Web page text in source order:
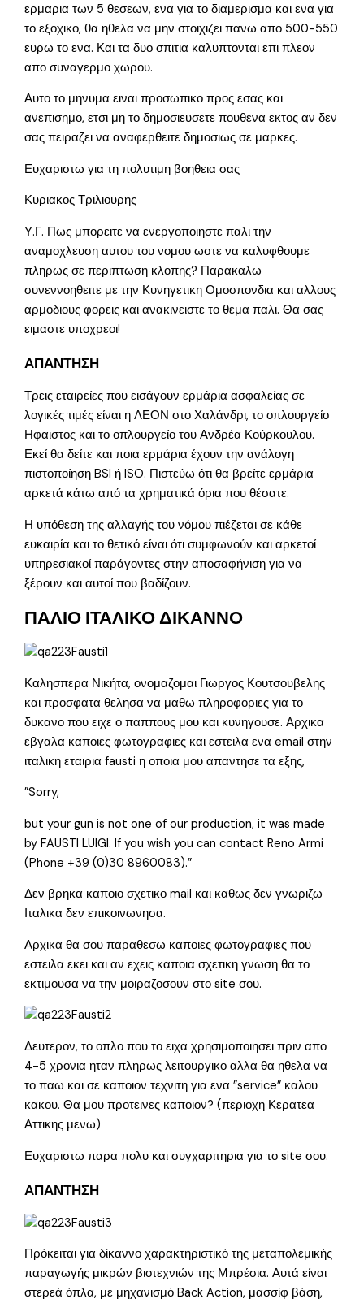
ερμαρια των 5 θεσεων, ενα για το διαμερισμα και ενα για
το εξοχικο, θα ηθελα να μην στοιχιζει πανω απο 500-550
ευρω το ενα. Και τα δυο σπιτια καλυπτονται επι πλεον
απο συναγερμο χωρου.
Αυτο το μηνυμα ειναι προσωπικο προς εσας και
ανεπισημο, ετσι μη το δημοσιευσετε πουθενα εκτος αν δεν
σας πειραζει να αναφερθειτε δημοσιως σε μαρκες.
Ευχαριστω για τη πολυτιμη βοηθεια σας
Κυριακος Τριλιουρης
Υ.Γ. Πως μπορειτε να ενεργοποιηστε παλι την
αναμοχλευση αυτου του νομου ωστε να καλυφθουμε
πληρως σε περιπτωση κλοπης? Παρακαλω
συνεννοηθειτε με την Κυνηγετικη Ομοσπονδια και αλλους
αρμοδιους φορεις και ανακινειστε το θεμα παλι. Θα σας
ειμαστε υποχρεοι!
ΑΠΑΝΤΗΣΗ
Τρεις εταιρείες που εισάγουν ερμάρια ασφαλείας σε
λογικές τιμές είναι η ΛΕΟΝ στο Χαλάνδρι, το οπλουργείο
Ηφαιστος και το οπλουργείο του Ανδρέα Κούρκουλου.
Εκεί θα δείτε και ποια ερμάρια έχουν την ανάλογη
πιστοποίηση BSI ή ISO. Πιστεύω ότι θα βρείτε ερμάρια
αρκετά κάτω από τα χρηματικά όρια που θέσατε.
Η υπόθεση της αλλαγής του νόμου πιέζεται σε κάθε
ευκαιρία και το θετικό είναι ότι συμφωνούν και αρκετοί
υπηρεσιακοί παράγοντες στην αποσαφήνιση για να
ξέρουν και αυτοί που βαδίζουν.
ΠΑΛΙΟ ΙΤΑΛΙΚΟ ΔΙΚΑΝΝΟ
Καλησπερα Νικήτα, ονομαζομαι Γιωργος Κουτσουβελης
και προσφατα θελησα να μαθω πληροφοριες για το
δυκανο που ειχε ο παππους μου και κυνηγουσε. Αρχικα
εβγαλα καποιες φωτογραφιες και εστειλα ενα email στην
ιταλικη εταιρια fausti η οποια μου απαντησε τα εξης,
”Sorry,
but your gun is not one of our production, it was made
by FAUSTI LUIGI. If you wish you can contact Reno Armi
(Phone +39 (0)30 8960083).”
Δεν βρηκα καποιο σχετικο mail και καθως δεν γνωριζω
Ιταλικα δεν επικοινωνησα.
Αρχικα θα σου παραθεσω καποιες φωτογραφιες που
εστειλα εκει και αν εχεις καποια σχετικη γνωση θα το
εκτιμουσα να την μοιραζοσουν στο site σου.
Δευτερον, το οπλο που το ειχα χρησιμοποιησει πριν απο
4-5 χρονια ηταν πληρως λειτουργικο αλλα θα ηθελα να
το παω και σε καποιον τεχνιτη για ενα ”service” καλου
κακου. Θα μου προτεινες καποιον? (περιοχη Κερατεα
Αττικης μενω)
Ευχαριστω παρα πολυ και συγχαριτηρια για το site σου.
ΑΠΑΝΤΗΣΗ
Πρόκειται για δίκαννο χαρακτηριστικό της μεταπολεμικής
παραγωγής μικρών βιοτεχνιών της Μπρέσια. Αυτά είναι
στερεά όπλα, με μηχανισμό Back Action, μασσίφ βάση,